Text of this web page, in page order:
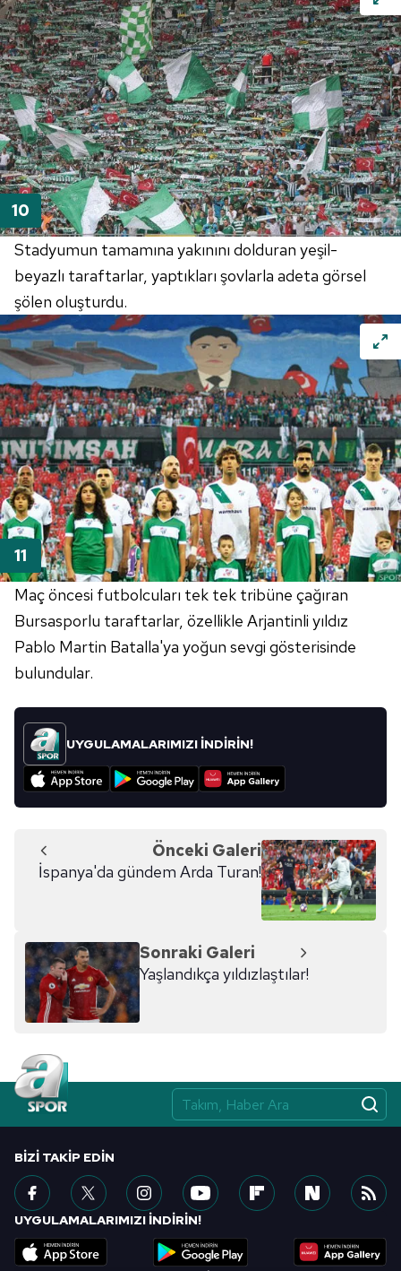
Stadyumun tamamına yakınını dolduran yeşil-
beyazlı taraftarlar, yaptıkları şovlarla adeta görsel
şölen oluşturdu.
Maç öncesi futbolcuları tek tek tribüne çağıran
Bursasporlu taraftarlar, özellikle Arjantinli yıldız
Pablo Martin Batalla'ya yoğun sevgi gösterisinde
bulundular.
UYGULAMALARIMIZI İNDİRİN!
Önceki Galeri
İspanya'da gündem Arda Turan!
Sonraki Galeri
Yaşlandıkça yıldızlaştılar!
BIZI TAKIP EDIN
UYGULAMALARIMIZI İNDİRİN!